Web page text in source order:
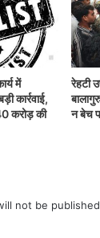
में
कार्रवाई,
करोड़ की
रेहटी
न बेच
not be